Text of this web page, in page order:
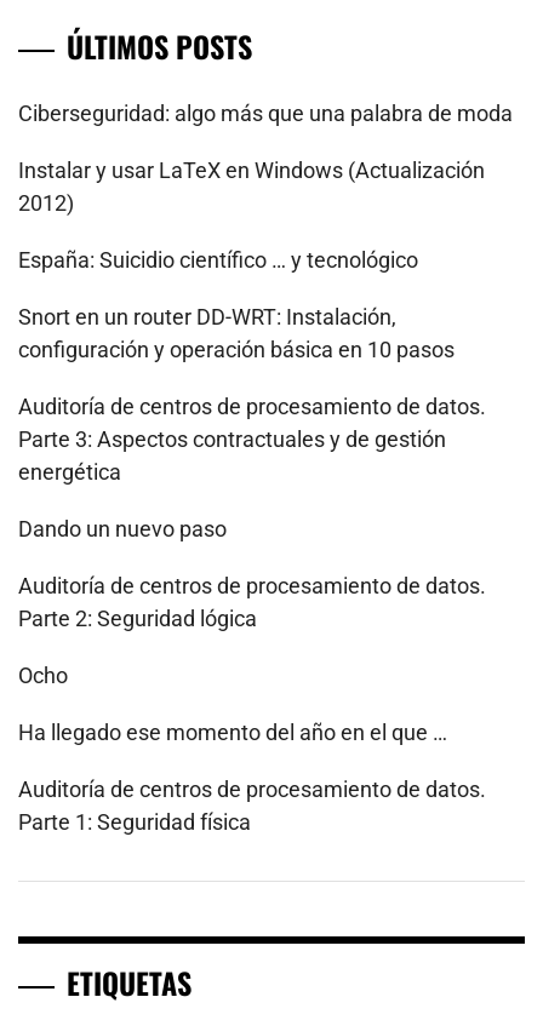
ÚLTIMOS POSTS
Ciberseguridad: algo más que una palabra de moda
Instalar y usar LaTeX en Windows (Actualización
2012)
España: Suicidio científico … y tecnológico
Snort en un router DD-WRT: Instalación,
configuración y operación básica en 10 pasos
Auditoría de centros de procesamiento de datos.
Parte 3: Aspectos contractuales y de gestión
energética
Dando un nuevo paso
Auditoría de centros de procesamiento de datos.
Parte 2: Seguridad lógica
Ocho
Ha llegado ese momento del año en el que …
Auditoría de centros de procesamiento de datos.
Parte 1: Seguridad física
ETIQUETAS